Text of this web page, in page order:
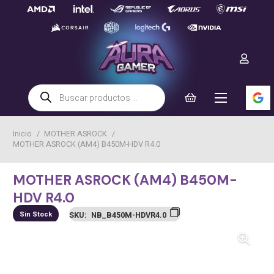
Búsqueda
de
productos
Inicio / MOTHER ASROCK /
MOTHER ASROCK (AM4) B450M-HDV R4.0
MOTHER ASROCK (AM4) B450M-
HDV R4.0
Sin Stock SKU: NB_B450M-HDVR4.0